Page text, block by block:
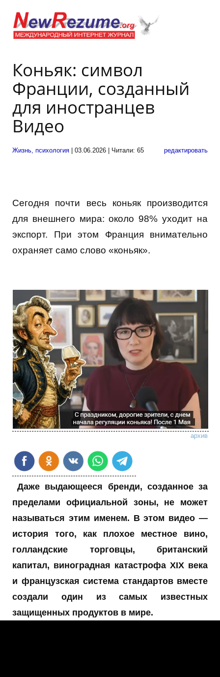
Коньяк: символ
Франции, созданный
для иностранцев
Видео
редактировать
Жизнь, психология | 03.06.2026 | Читали: 65
Сегодня почти весь коньяк производится
для внешнего мира: около 98% уходит ​​​​​​​ на
экспорт. При этом Франция внимательно
охраняет само слово «коньяк».
архив
Даже выдающееся бренди, созданное за
пределами официальной зоны, не может
называться этим именем. В этом видео —
история того, как плохое местное вино,
голландские торговцы, британский
капитал, виноградная катастрофа XIX века
и французская система стандартов вместе
создали один из самых известных
защищенных продуктов в мире.